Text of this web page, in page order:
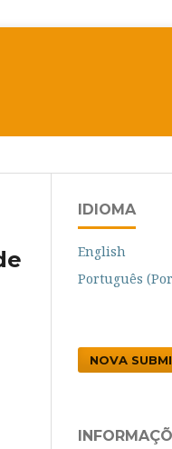
IDIOMA
English
Português
NOVA